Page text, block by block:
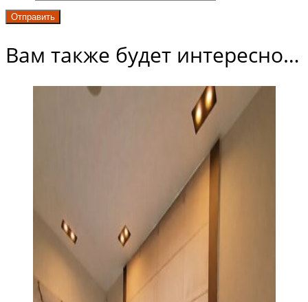
Вам также будет интересно…